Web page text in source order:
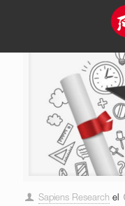
Sapiens Research el